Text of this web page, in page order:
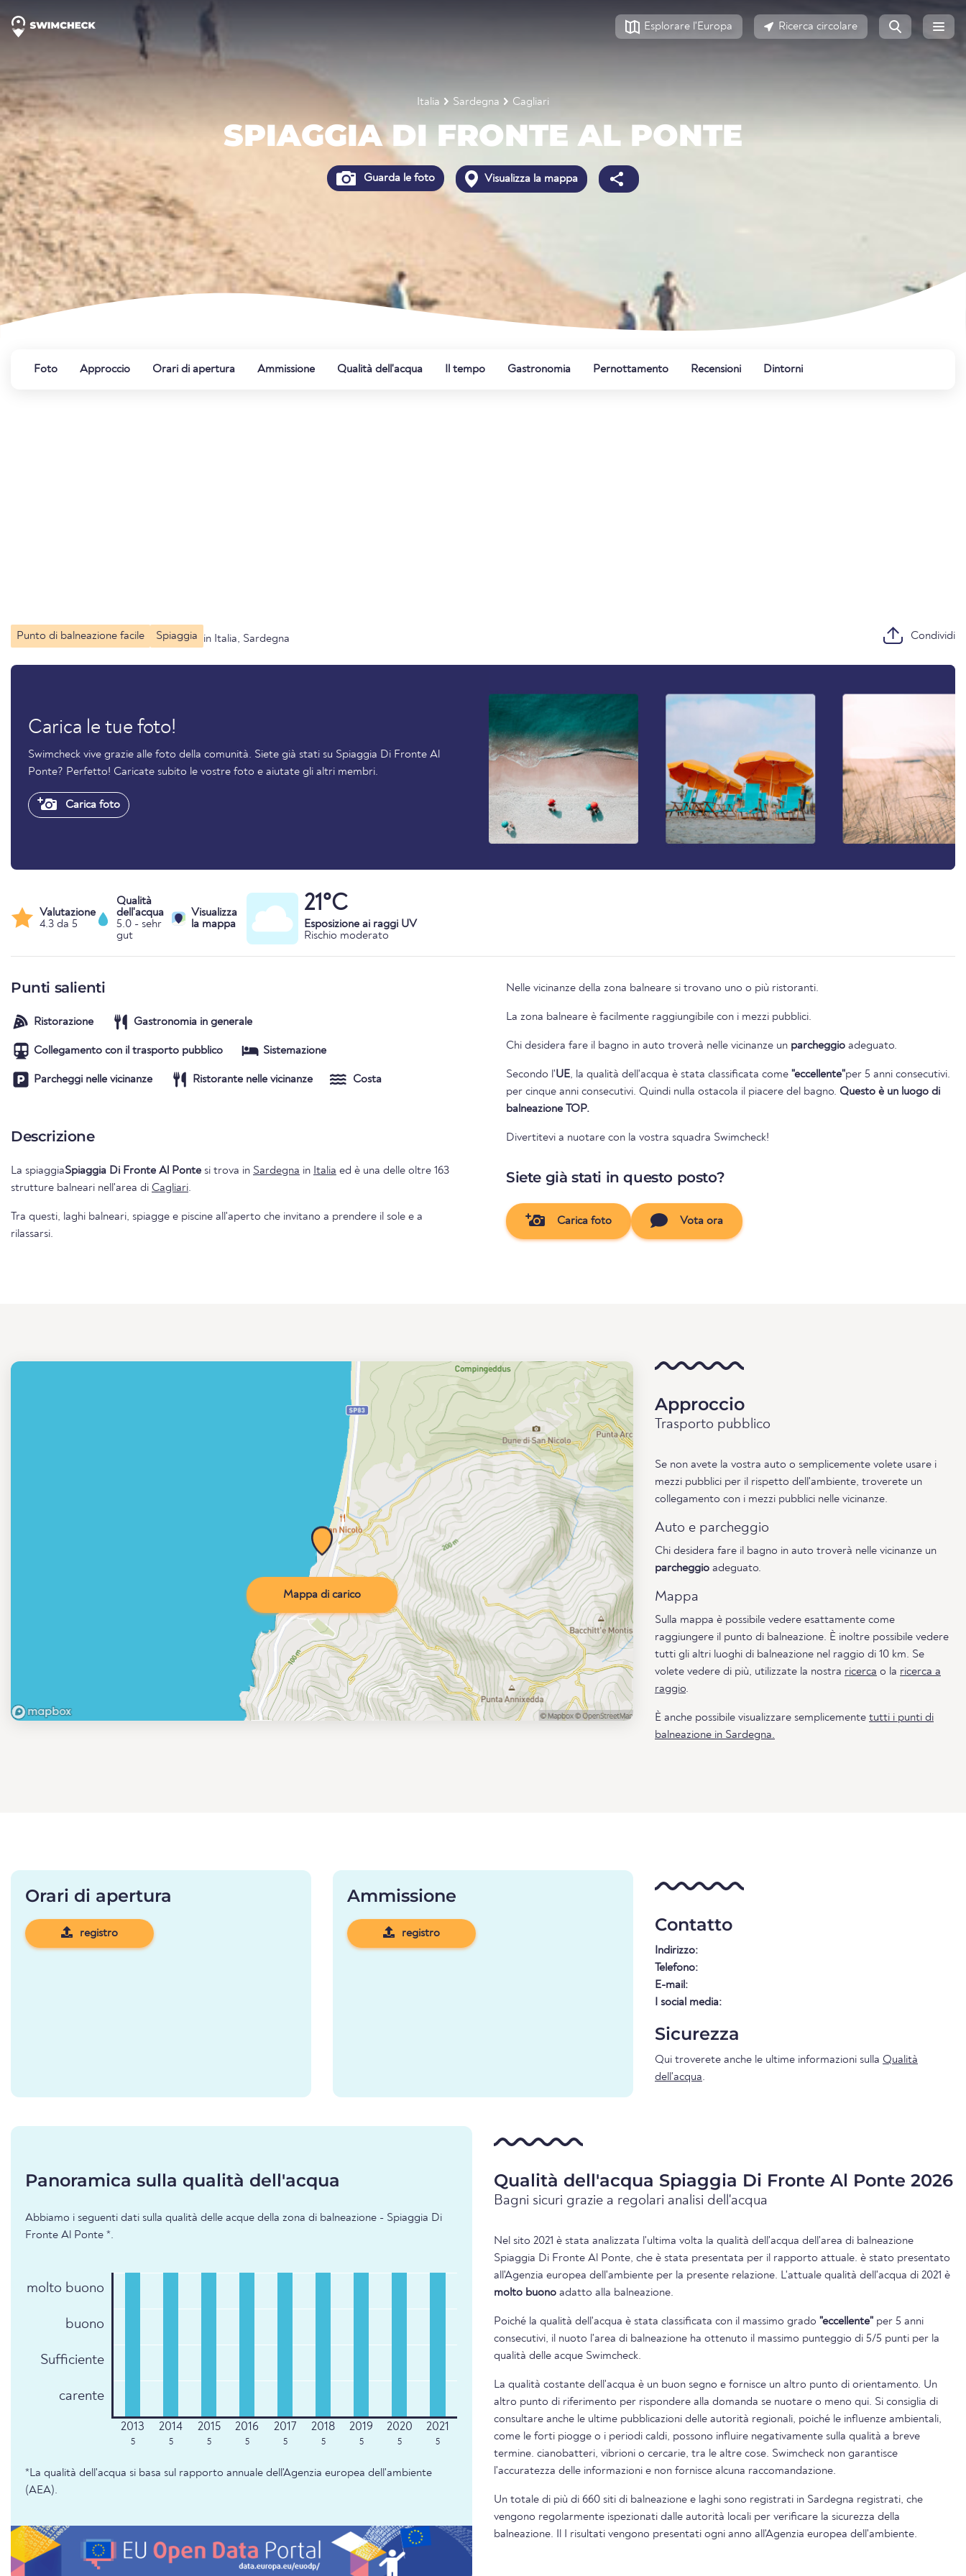
Esplorare l'Europa Ricerca circolare
Italia Sardegna Cagliari
SPIAGGIA DI FRONTE AL PONTE
Guarda le foto Visualizza la mappa
Foto Approccio Orari di apertura Ammissione Qualità dell'acqua Il tempo Gastronomia Pernottamento Recensioni Dintorni
Punto di balneazione facile Spiaggia in Italia, Sardegna Condividi
Carica le tue foto!
Swimcheck vive grazie alle foto della comunità. Siete già stati su Spiaggia Di Fronte Al
Ponte? Perfetto! Caricate subito le vostre foto e aiutate gli altri membri.
Carica foto
Valutazione
4.3 da 5
Qualità
dell'acqua
5.0 - sehr
gut
Visualizza
la mappa
21°C
Esposizione ai raggi UV
Rischio moderato
Punti salienti
Ristorazione Gastronomia in generale
Collegamento con il trasporto pubblico Sistemazione
Parcheggi nelle vicinanze Ristorante nelle vicinanze Costa
Descrizione
La spiaggiaSpiaggia Di Fronte Al Ponte si trova in Sardegna in Italia ed è una delle oltre 163
strutture balneari nell'area di Cagliari.
Tra questi, laghi balneari, spiagge e piscine all'aperto che invitano a prendere il sole e a
rilassarsi.
Nelle vicinanze della zona balneare si trovano uno o più ristoranti.
La zona balneare è facilmente raggiungibile con i mezzi pubblici.
Chi desidera fare il bagno in auto troverà nelle vicinanze un parcheggio adeguato.
Secondo l'UE, la qualità dell'acqua è stata classificata come "eccellente"per 5 anni consecutivi.
per cinque anni consecutivi. Quindi nulla ostacola il piacere del bagno. Questo è un luogo di
balneazione TOP.
Divertitevi a nuotare con la vostra squadra Swimcheck!
Siete già stati in questo posto?
Carica foto Vota ora
Mappa di carico
Approccio
Trasporto pubblico
Se non avete la vostra auto o semplicemente volete usare i
mezzi pubblici per il rispetto dell'ambiente, troverete un
collegamento con i mezzi pubblici nelle vicinanze.
Auto e parcheggio
Chi desidera fare il bagno in auto troverà nelle vicinanze un
parcheggio adeguato.
Mappa
Sulla mappa è possibile vedere esattamente come
raggiungere il punto di balneazione. È inoltre possibile vedere
tutti gli altri luoghi di balneazione nel raggio di 10 km. Se
volete vedere di più, utilizzate la nostra ricerca o la ricerca a
raggio.
È anche possibile visualizzare semplicemente tutti i punti di
balneazione in Sardegna.
Orari di apertura
registro
Ammissione
registro Contatto
Indirizzo:
Telefono:
E-mail:
I social media:
Sicurezza
Qui troverete anche le ultime informazioni sulla Qualità
dell'acqua.
Panoramica sulla qualità dell'acqua
Abbiamo i seguenti dati sulla qualità delle acque della zona di balneazione - Spiaggia Di
Fronte Al Ponte *.
molto buono
buono
Sufficiente
carente
5 5 5 5 5 5 5 5 5
*La qualità dell'acqua si basa sul rapporto annuale dell'Agenzia europea dell'ambiente
(AEA).
Qualità dell'acqua Spiaggia Di Fronte Al Ponte 2026
Bagni sicuri grazie a regolari analisi dell'acqua
Nel sito 2021 è stata analizzata l'ultima volta la qualità dell'acqua dell'area di balneazione
Spiaggia Di Fronte Al Ponte, che è stata presentata per il rapporto attuale. è stato presentato
all'Agenzia europea dell'ambiente per la presente relazione. L'attuale qualità dell'acqua di 2021 è
molto buono adatto alla balneazione.
Poiché la qualità dell'acqua è stata classificata con il massimo grado "eccellente" per 5 anni
consecutivi, il nuoto l'area di balneazione ha ottenuto il massimo punteggio di 5/5 punti per la
qualità delle acque Swimcheck.
La qualità costante dell'acqua è un buon segno e fornisce un altro punto di orientamento. Un
altro punto di riferimento per rispondere alla domanda se nuotare o meno qui. Si consiglia di
consultare anche le ultime pubblicazioni delle autorità regionali, poiché le influenze ambientali,
come le forti piogge o i periodi caldi, possono influire negativamente sulla qualità a breve
termine. cianobatteri, vibrioni o cercarie, tra le altre cose. Swimcheck non garantisce
l'accuratezza delle informazioni e non fornisce alcuna raccomandazione.
Un totale di più di 660 siti di balneazione e laghi sono registrati in Sardegna registrati, che
vengono regolarmente ispezionati dalle autorità locali per verificare la sicurezza della
balneazione. Il I risultati vengono presentati ogni anno all'Agenzia europea dell'ambiente.